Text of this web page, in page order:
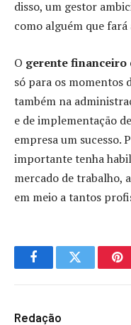
disso, um gestor
como alguém que fará
O gerente financeiro
só para os momentos
também na
e de implementação
empresa um sucesso.
importante tenha
mercado de trabalho,
em meio a tantos
FacebookTwitter
Redação